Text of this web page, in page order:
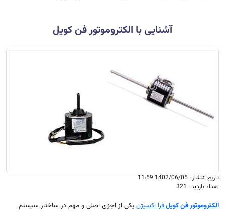
آشنایی با الکتروموتور فن کویل
تاریخ انتشار : 1402/06/05 11:59
تعداد بازدید : 321
الکتروموتور فن کویلفرا اکسیژنیکی از اجزای اصلی و مهم در ساختار سیستم